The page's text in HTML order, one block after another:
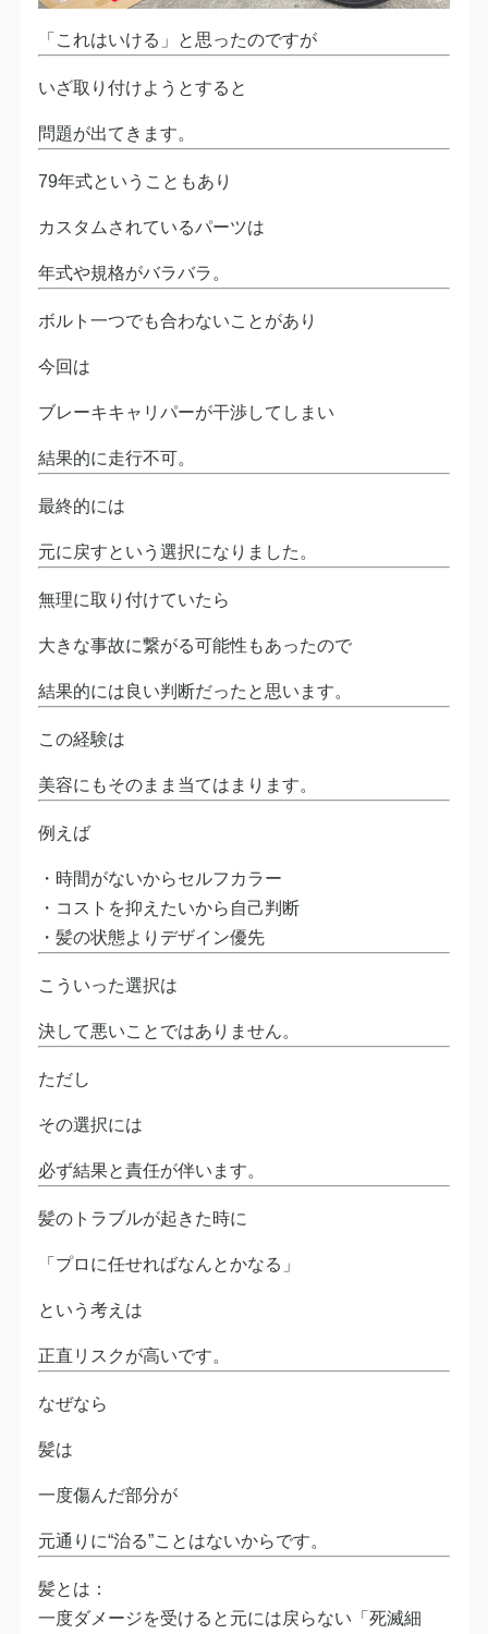
「これはいける」と思ったのですが
いざ取り付けようとすると
問題が出てきます。
79年式ということもあり
カスタムされているパーツは
年式や規格がバラバラ。
ボルト一つでも合わないことがあり
今回は
ブレーキキャリパーが干渉してしまい
結果的に走行不可。
最終的には
元に戻すという選択になりました。
無理に取り付けていたら
大きな事故に繋がる可能性もあったので
結果的には良い判断だったと思います。
この経験は
美容にもそのまま当てはまります。
例えば
・時間がないからセルフカラー
・コストを抑えたいから自己判断
・髪の状態よりデザイン優先
こういった選択は
決して悪いことではありません。
ただし
その選択には
必ず結果と責任が伴います。
髪のトラブルが起きた時に
「プロに任せればなんとかなる」
という考えは
正直リスクが高いです。
なぜなら
髪は
一度傷んだ部分が
元通りに“治る”ことはないからです。
髪とは：
一度ダメージを受けると元には戻らない「死滅細